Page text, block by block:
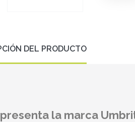
DEL PRODUCTO
la marca